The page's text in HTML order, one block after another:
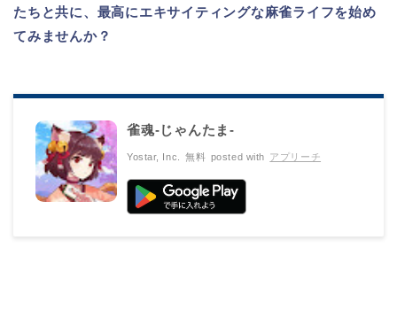
たちと共に、最高にエキサイティングな麻雀ライフを始め
てみませんか？
雀魂‐じゃんたま‐
Yostar, Inc. 無料 posted with アプリーチ